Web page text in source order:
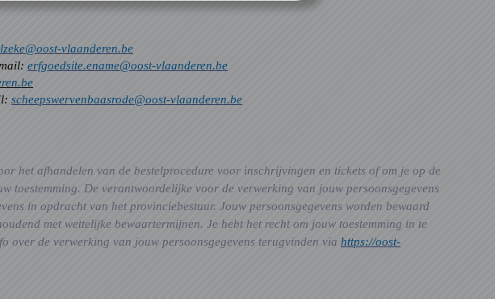
vlaanderen.be
erfgoedsite.ename@oost-vlaanderen.be
scheepswervenbaasrode@oost-vlaanderen.be
het afhandelen van de bestelprocedure voor inschrijvingen en tickets of om je op de
toestemming. De verantwoordelijke voor de verwerking van jouw persoonsgegevens
in opdracht van het provinciebestuur. Jouw persoonsgegevens worden bewaard
met wettelijke bewaartermijnen. Je hebt het recht om jouw toestemming in te
over de verwerking van jouw persoonsgegevens terugvinden via https://oost-